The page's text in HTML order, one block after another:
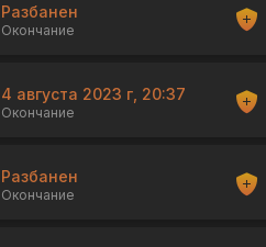
Разбанен
Окончание
4 августа 2023 г, 20:37
Окончание
Разбанен
Окончание